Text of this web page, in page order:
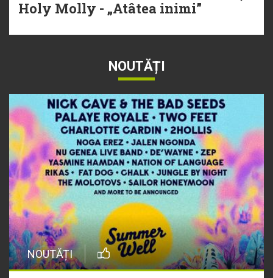
Holy Molly - „Atâtea inimi”
NOUTĂȚI
NOUTĂȚI